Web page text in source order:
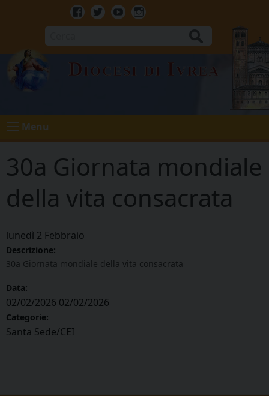
Facebook
TwitterYoutubeInstagram
Diocesi di Ivrea
Menu
30a Giornata mondiale
della vita consacrata
lunedì 2 Febbraio
Descrizione:
30a Giornata mondiale della vita consacrata
Data:
02/02/2026 02/02/2026
Categorie:
Santa Sede/CEI